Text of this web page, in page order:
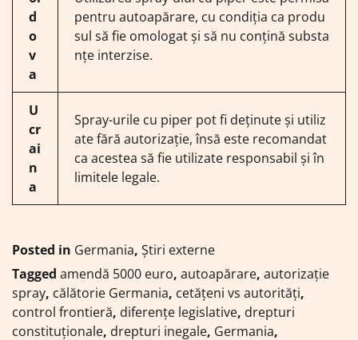
d
o
v
a
pentru autoapărare, cu condiția ca produ
sul să fie omologat și să nu conțină substa
nțe interzise.
U
cr
ai
n
a
Spray-urile cu piper pot fi deținute și utiliz
ate fără autorizație, însă este recomandat
ca acestea să fie utilizate responsabil și în
limitele legale.
Posted in Germania, Știri externe
Tagged amendă 5000 euro, autoapărare, autorizație
spray, călătorie Germania, cetățeni vs autorități,
control frontieră, diferențe legislative, drepturi
constituționale, drepturi inegale, Germania,